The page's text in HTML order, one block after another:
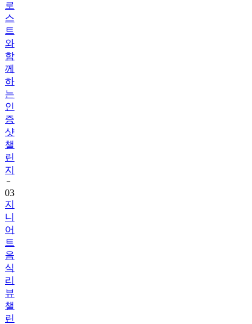
로
스
트
와
함
께
하
는
인
증
샷
챌
린
지
03
지
니
어
트
음
식
리
뷰
챌
린